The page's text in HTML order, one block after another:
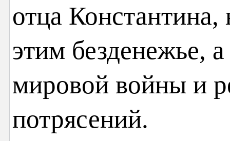
отца Константина,
этим безденежье,
мировой войны и
потрясений.